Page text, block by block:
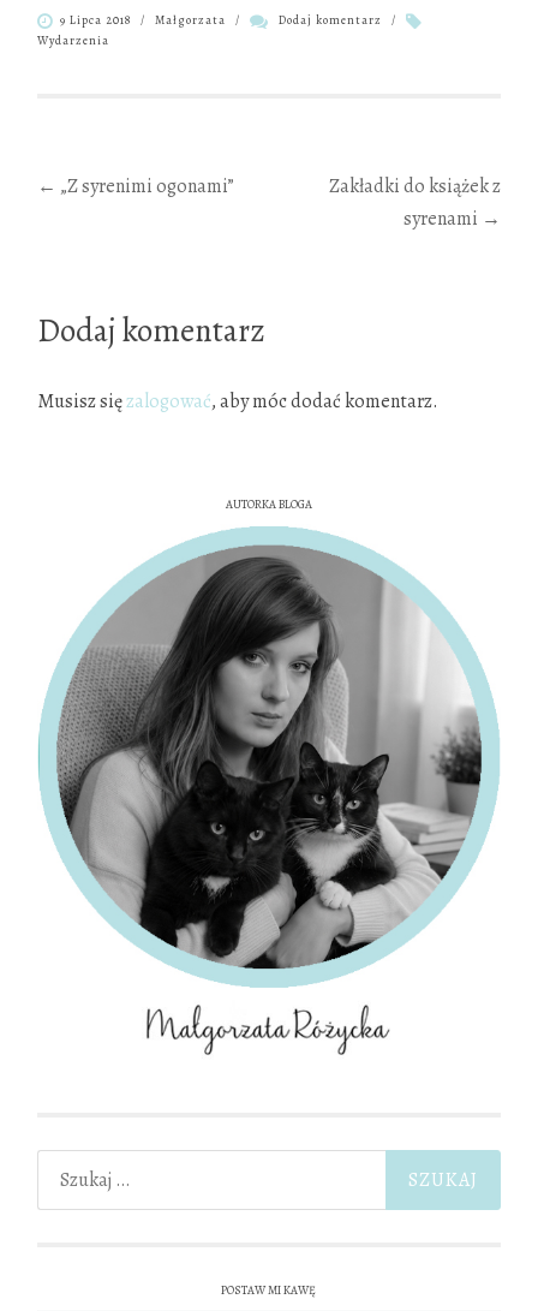
9 Lipca 2018 / Małgorzata / Dodaj komentarz
/
Wydarzenia
Zobacz
← „Z syrenimi ogonami”
Zakładki do książek z
syrenami →
Dodaj komentarz
Musisz sięzalogować, aby móc dodać komentarz.
AUTORKA BLOGA
Szukaj:
POSTAW MI KAWĘ